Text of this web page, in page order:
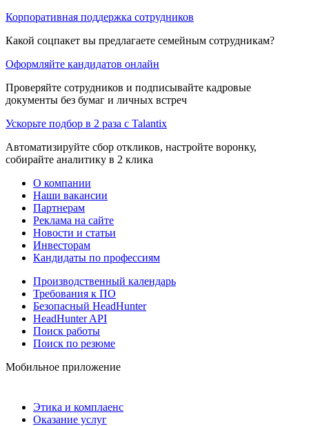
Корпоративная поддержка сотрудников
Какой соцпакет вы предлагаете семейным сотрудникам?
Оформляйте кандидатов онлайн
Проверяйте сотрудников и подписывайте кадровые
документы без бумаг и личных встреч
Ускорьте подбор в 2 раза с Talantix
Автоматизируйте сбор откликов, настройте воронку,
собирайте аналитику в 2 клика
О компании
Наши вакансии
Партнерам
Реклама на сайте
Новости и статьи
Инвесторам
Кандидаты по профессиям
Производственный календарь
Требования к ПО
Безопасный HeadHunter
HeadHunter API
Поиск работы
Поиск по резюме
Мобильное приложение
Этика и комплаенс
Оказание услуг